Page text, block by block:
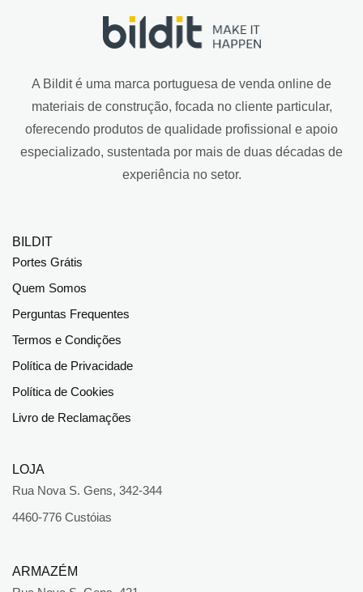
A Bildit é uma marca portuguesa de venda online de
materiais de construção, focada no cliente particular,
oferecendo produtos de qualidade profissional e apoio
especializado, sustentada por mais de duas décadas de
experiência no setor.
BILDIT
Portes Grátis
Quem Somos
Perguntas Frequentes
Termos e Condições
Política de Privacidade
Política de Cookies
Livro de Reclamações
LOJA
Rua Nova S. Gens, 342-344
4460-776 Custóias
ARMAZÉM